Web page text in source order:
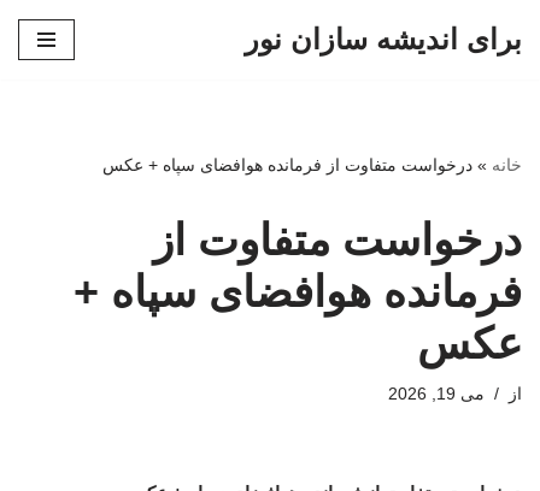
برای اندیشه سازان نور
خانه » درخواست متفاوت از فرمانده هوافضای سپاه + عکس
درخواست متفاوت از
فرمانده هوافضای سپاه +
عکس
از می 19, 2026